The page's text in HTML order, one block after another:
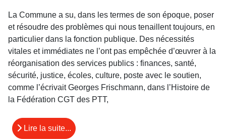
La Commune a su, dans les termes de son époque, poser
et résoudre des problèmes qui nous tenaillent toujours, en
particulier dans la fonction publique. Des nécessités
vitales et immédiates ne l’ont pas empêchée d’œuvrer à la
réorganisation des services publics : finances, santé,
sécurité, justice, écoles, culture, poste avec le soutien,
comme l’écrivait Georges Frischmann, dans l’Histoire de
la Fédération CGT des PTT,
Lire la suite...